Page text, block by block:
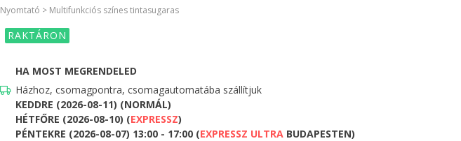
Nyomtató > Multifunkciós színes tintasugaras
RAKTÁRON
HA MOST MEGRENDELED
Házhoz, csomagpontra, csomagautomatába szállítjuk
KEDDRE (2026-08-11) (NORMÁL)
HÉTFŐRE (2026-08-10) (EXPRESSZ)
PÉNTEKRE (2026-08-07) 13:00 - 17:00 (EXPRESSZ ULTRA BUDAPESTEN)